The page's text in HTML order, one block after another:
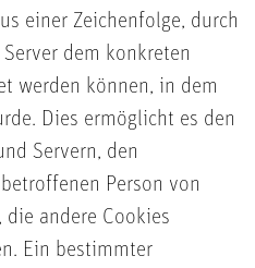
einer Zeichenfolge, durch
dem konkreten
werden können, in dem
Dies ermöglicht es den
Servern, den
Person von
andere Cookies
Ein bestimmter